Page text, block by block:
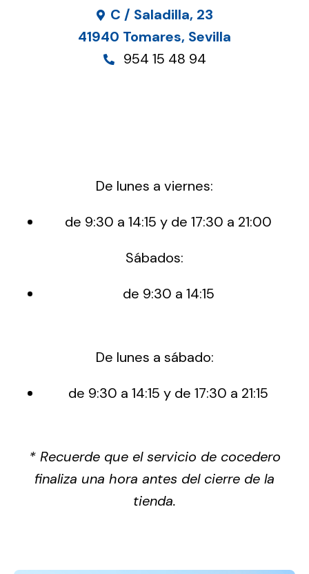
C / Saladilla, 23
41940 Tomares, Sevilla
954 15 48 94
De lunes a viernes:
de 9:30 a 14:15 y de 17:30 a 21:00
Sábados:
de 9:30 a 14:15
De lunes a sábado:
de 9:30 a 14:15 y de 17:30 a 21:15
* Recuerde que el servicio de cocedero
finaliza una hora antes del cierre de la
tienda.